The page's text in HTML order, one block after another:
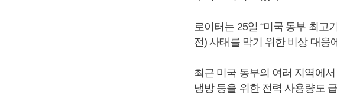
로이터는 25일 “미국 동부 최고
전) 사태를 막기 위한 비상 대응
최근 미국 동부의 여러 지역에
냉방 등을 위한 전력 사용량도